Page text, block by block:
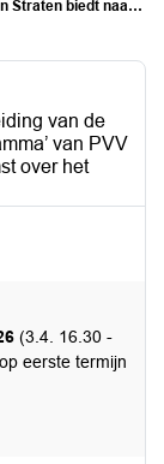
van PVV (MO05) aan een informatieve bijeenkomst over het onderwerp van de motie te organiseren.
van de
van PVV
over het
(3.4. 16.30 -
eerste termijn